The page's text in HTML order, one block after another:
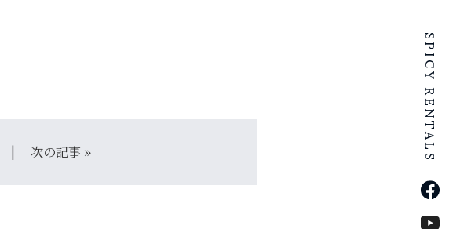
SPICY RENTALS
公式
公式
次の記事 »